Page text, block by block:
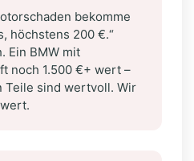
bekomme
höchstens 200 €.“
Ein BMW mit
noch 1.500 €+ wert –
Teile sind wertvoll. Wir